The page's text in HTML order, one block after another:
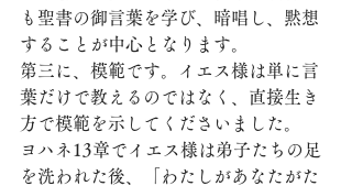
も聖書の御言葉を学び、暗唱し、黙想
することが中心となります。
第三に、模範です。イエス様は単に言
葉だけで教えるのではなく、直接生き
方で模範を示してくださいました。
ヨハネ13章でイエス様は弟子たちの足
を洗われた後、「わたしがあなたがた